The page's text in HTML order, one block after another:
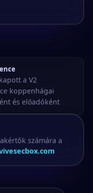
a V2
koppenhágai
és előadóként
számára a